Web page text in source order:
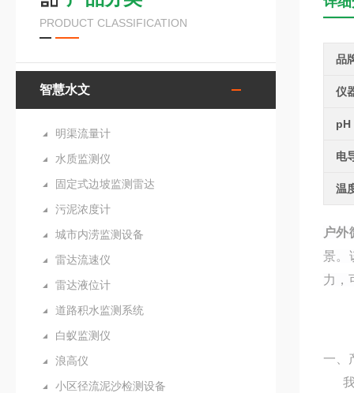
PRODUCT CLASSIFICATION
智慧水文
明渠流量计
水质监测仪
固定式边坡监测雷达
污泥浓度计
城市内涝监测设备
雷达流速仪
雷达液位计
道路积水监测系统
白蚁监测仪
浪高仪
小区径流泥沙检测设备
品
仪
pH
电
温
户外
景。
力，
一、
我